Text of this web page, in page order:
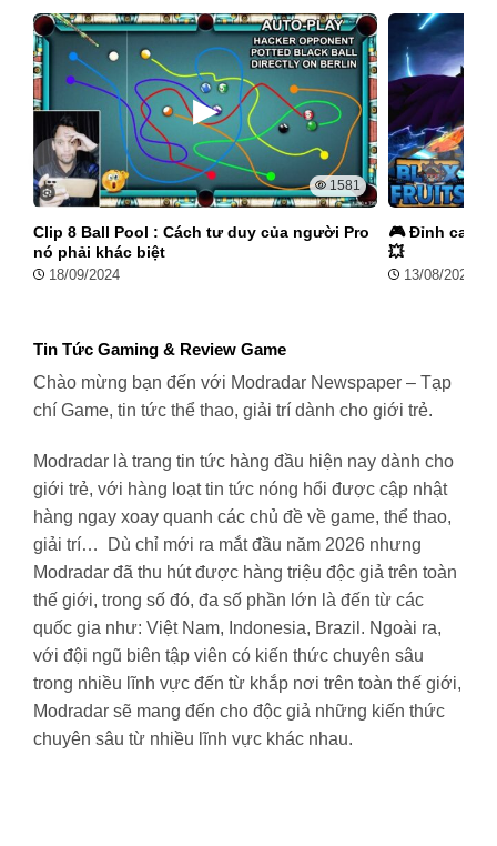
1581
Clip 8 Ball Pool : Cách tư duy của người Pro
nó phải khác biệt
18/09/2024
🎮 Đỉnh cao
💥
13/08/2024
Tin Tức Gaming & Review Game
Chào mừng bạn đến với Modradar Newspaper – Tạp
chí Game, tin tức thể thao, giải trí dành cho giới trẻ.
Modradar là trang tin tức hàng đầu hiện nay dành cho
giới trẻ, với hàng loạt tin tức nóng hổi được cập nhật
hàng ngay xoay quanh các chủ đề về game, thể thao,
giải trí… Dù chỉ mới ra mắt đầu năm 2026 nhưng
Modradar đã thu hút được hàng triệu độc giả trên toàn
thế giới, trong số đó, đa số phần lớn là đến từ các
quốc gia như: Việt Nam, Indonesia, Brazil. Ngoài ra,
với đội ngũ biên tập viên có kiến thức chuyên sâu
trong nhiều lĩnh vực đến từ khắp nơi trên toàn thế giới,
Modradar sẽ mang đến cho độc giả những kiến thức
chuyên sâu từ nhiều lĩnh vực khác nhau.